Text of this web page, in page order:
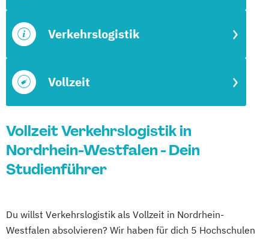
Vollzeit
Verkehrslogistik
Vollzeit Verkehrslogistik in
Nordrhein-Westfalen - Dein
Studienführer
Du willst Verkehrslogistik als Vollzeit in Nordrhein-
Westfalen absolvieren? Wir haben für dich 5 Hochschulen